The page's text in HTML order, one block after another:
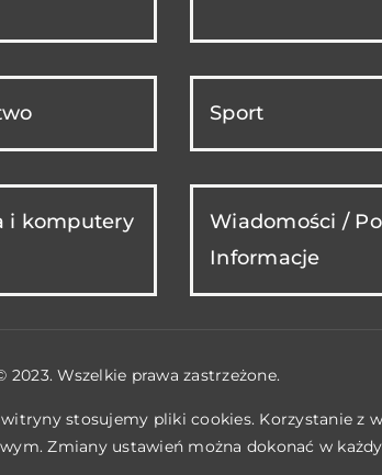
Sport
i komputery
Wiadomości /
Informacje
2023. Wszelkie prawa zastrzeżone.
stosujemy pliki cookies. Korzystanie z
Zmiany ustawień można dokonać w